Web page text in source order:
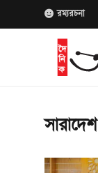
রম্যরচনা
আন্তর্জাতিক
রাজনীতি
সারাদেশ